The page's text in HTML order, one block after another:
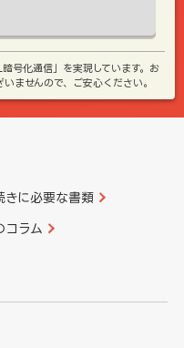
号化通信」を実現しています。お
ませんので、ご安心ください。
きに必要な書類
コラム